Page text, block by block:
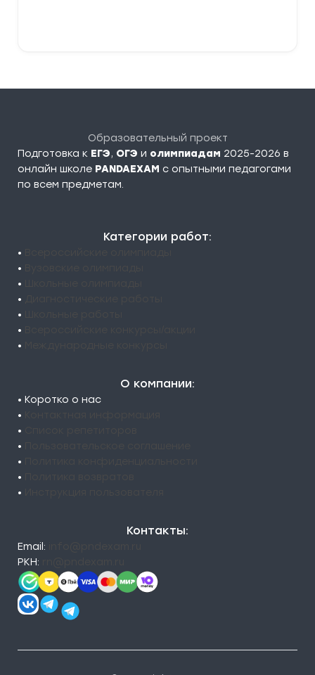
Образовательный проект
Подготовка к ЕГЭ, ОГЭ и олимпиадам 2025-2026 в
онлайн школе PANDAEXAM c опытными педагогами
по всем предметам.
Категории работ:
•
•
•
•
•
•
•
О компании:
• Коротко о нас
•
•
•
•
•
•
Контакты:
Email:
РКН: